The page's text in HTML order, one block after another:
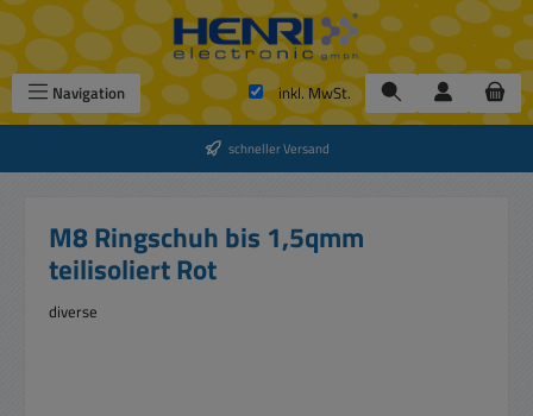
Zum Hauptinhalt springen
Navigation inkl. MwSt.
schneller Versand
M8 Ringschuh bis 1,5qmm
teilisoliert Rot
diverse